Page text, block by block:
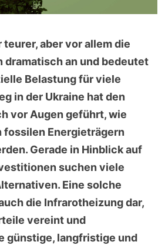
teurer, aber vor allem die
dramatisch an und bedeutet
Belastung für viele
in der Ukraine hat den
vor Augen geführt, wie
Energieträgern
Gerade in Hinblick auf
suchen viele
Eine solche
die Infrarotheizung dar,
vereint und
günstige, langfristige und